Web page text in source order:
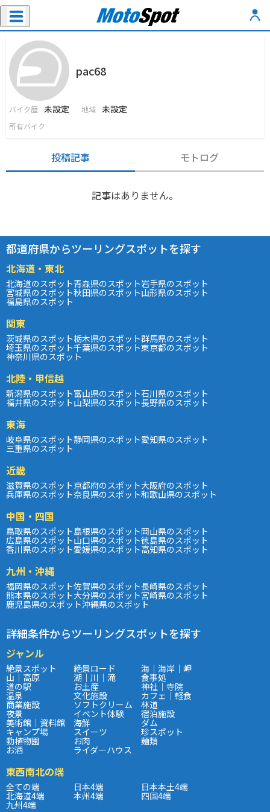
pac68
バイク歴 未設定 地域 未設定
所有バイク
投稿記事 モトログ
記事はありません。
都道府県からツーリングスポットを探す
北海道・東北
北海道のスポット青森県のスポット岩手県のスポット
宮城県のスポット秋田県のスポット山形県のスポット
福島県のスポット
関東
茨城県のスポット栃木県のスポット群馬県のスポット
埼玉県のスポット千葉県のスポット東京都のスポット
神奈川県のスポット
北陸・甲信越
新潟県のスポット富山県のスポット石川県のスポット
福井県のスポット山梨県のスポット長野県のスポット
東海
岐阜県のスポット静岡県のスポット愛知県のスポット
三重県のスポット
近畿
滋賀県のスポット京都府のスポット大阪府のスポット
兵庫県のスポット奈良県のスポット和歌山県のスポット
中国・四国
鳥取県のスポット島根県のスポット岡山県のスポット
広島県のスポット山口県のスポット徳島県のスポット
香川県のスポット愛媛県のスポット高知県のスポット
九州・沖縄
福岡県のスポット佐賀県のスポット長崎県のスポット
熊本県のスポット大分県のスポット宮崎県のスポット
鹿児島県のスポット沖縄県のスポット
詳細条件からツーリングスポットを探す
ジャンル
絶景スポット 絶景ロード 海｜海岸｜岬
山｜高原 湖｜川｜滝 食事処
道の駅 お土産 神社｜寺院
温泉 文化施設 カフェ｜軽食
商業施設 ソフトクリーム 林道
夜景 イベント体験 宿泊施設
美術館｜資料館 海鮮 ダム
キャンプ場 スイーツ 珍スポット
動植物園 お肉 麺類
お酒 ライダーハウス
東西南北の端
全ての端 日本4端 日本本土4端
北海道4端 本州4端 四国4端
九州4端